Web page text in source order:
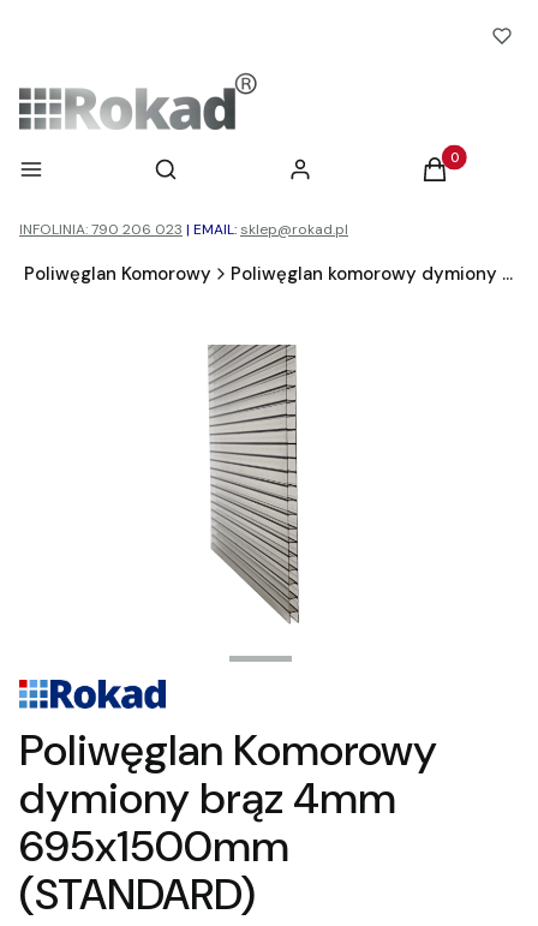
Menu Otwórz wyszukiwarkę
Szukaj Zaloguj się Produkty w
Koszyk
INFOLINIA: 790 206 023 | EMAIL: sklep@rokad.pl
Poliwęglan Komorowy Poliwęglan komorowy dymiony brąz
Poliwęglan Komorowy
dymiony brąz 4mm
695x1500mm
(STANDARD)